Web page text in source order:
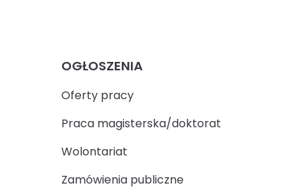
OGŁOSZENIA
Oferty pracy
Praca magisterska/doktorat
Wolontariat
Zamówienia publiczne